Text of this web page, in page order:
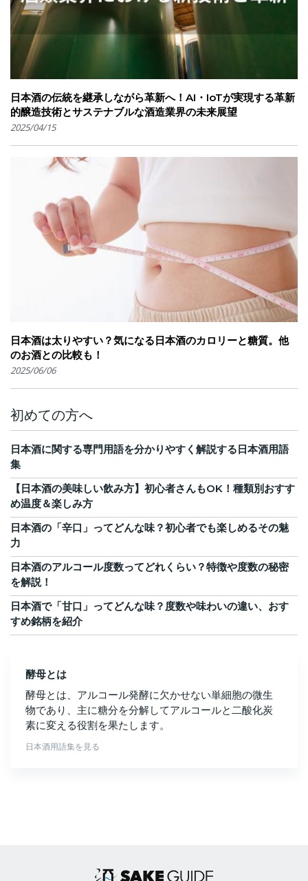
日本酒の伝統を継承しながら革新へ！AI・IoTが実現する革新
的醸造技術とサステナブルな酒造業界の未来展望
2025/04/15
日本酒は太りやすい？気になる日本酒のカロリーと糖質。他
のお酒との比較も！
2025/06/06
初めての方へ
日本酒に関する専門用語を分かりやすく解説する日本酒用語
集
【日本酒の美味しい飲み方】初心者さんもOK！種類別おすす
め温度＆楽しみ方
日本酒の「辛口」ってどんな味？初心者でも楽しめるその魅
力
日本酒のアルコール度数ってどれくらい？特徴や度数の秘密
を解説！
日本酒で「甘口」ってどんな味？度数や味わいの違い、おす
すめ銘柄を紹介
酵母とは
酵母とは、アルコール発酵に欠かせない単細胞の微生
物であり、主に糖分を分解してアルコールと二酸化炭
素に変える役割を果たします。
日本酒用語集を見る